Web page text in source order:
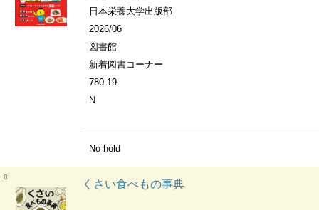
日本栄養大学出版部
2026/06
図書館
新着図書コーナー
780.19
N
No hold
8
くさい食べもの事典